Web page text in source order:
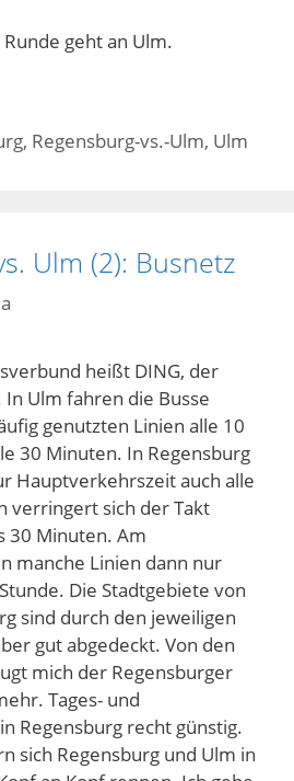
geht an Ulm.
, Regensburg-vs.-Ulm, Ulm
Ulm (2): Busnetz
heißt DING, der
In Ulm fahren die Busse
genutzten Linien alle 10
30 Minuten. In Regensburg
Hauptverkehrszeit auch alle
verringert sich der Takt
30 Minuten. Am
manche Linien dann nur
Die Stadtgebiete von
sind durch den jeweiligen
gut abgedeckt. Von den
mich der Regensburger
Tages- und
Regensburg recht günstig.
sich Regensburg und Ulm in